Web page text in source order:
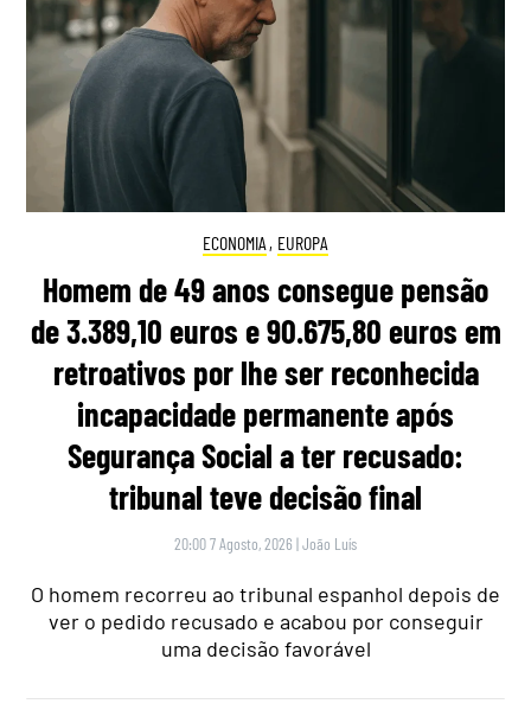
ECONOMIA , EUROPA
Homem de 49 anos consegue pensão
de 3.389,10 euros e 90.675,80 euros em
retroativos por lhe ser reconhecida
incapacidade permanente após
Segurança Social a ter recusado:
tribunal teve decisão final
20:00 7 Agosto, 2026 |João Luís
O homem recorreu ao tribunal espanhol depois de
ver o pedido recusado e acabou por conseguir
uma decisão favorável